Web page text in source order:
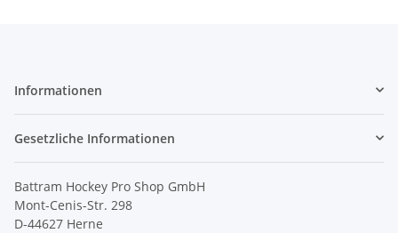
Informationen
Gesetzliche Informationen
Battram Hockey Pro Shop GmbH
Mont-Cenis-Str. 298
D-44627 Herne